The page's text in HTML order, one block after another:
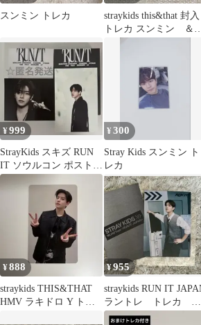
スンミン トレカ
straykids this&that 封入
トレカ スンミン ＆バ
ージョン
¥999
StrayKids スキズ RUN
IT ソウルコン ポストカ
ード スンミン
¥300
Stray Kids スンミン ト
レカ
¥888
straykids THIS&THAT
HMV ラキドロ Y トレ
¥955
straykids RUN IT
ラントレ トレカ ス
ンミン ④